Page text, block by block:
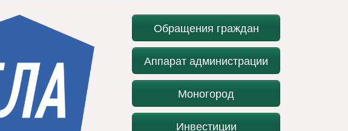
Обращения граждан
Аппарат администрации
Моногород
Инвестиции